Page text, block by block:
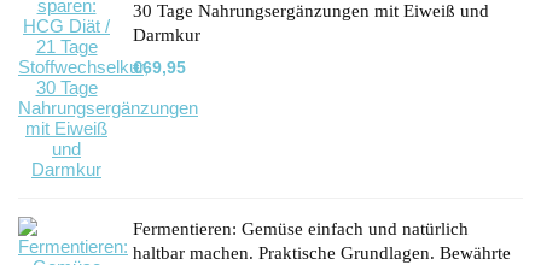
30 Tage Nahrungsergänzungen mit Eiweiß und
Darmkur
€69,95
Fermentieren: Gemüse einfach und natürlich
haltbar machen. Praktische Grundlagen. Bewährte